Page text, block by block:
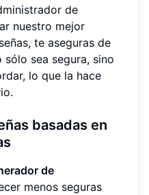
de
nuestro mejor
te aseguras de
sea segura, sino
lo que la hace
basadas en
de
menos seguras